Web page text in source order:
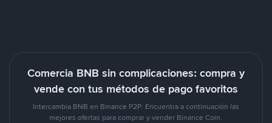
Comercia BNB sin complicaciones: compra y
vende con tus métodos de pago favoritos
Intercambia BNB en Binance P2P. Encuentra a continuación las
mejores ofertas para comprar y vender Binance Coin.